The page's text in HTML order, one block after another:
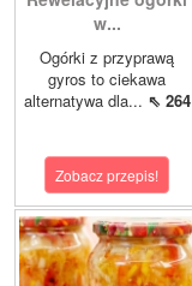
w...
Ogórki z przyprawą
gyros to ciekawa
alternatywa dla... ⇖ 264
Zobacz przepis!